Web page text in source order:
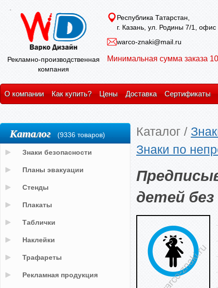
Рекламно-производственная
компания
Республика Татарстан,
г. Казань, ул. Родины 7/1, офис
warco-znaki@mail.ru
Минимальная сумма заказа
О компании Как купить? Цены Доставка Сертификаты
Каталог /
Знаки по
детей
Каталог (9336 товаров)
Знаки безопасности
Планы эвакуации
Стенды
Плакаты
Таблички
Наклейки
Трафареты
Рекламная продукция